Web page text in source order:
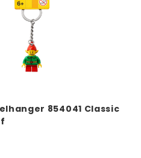
854041 Classic